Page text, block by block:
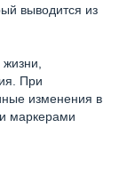
выводится из
При
изменения в
маркерами